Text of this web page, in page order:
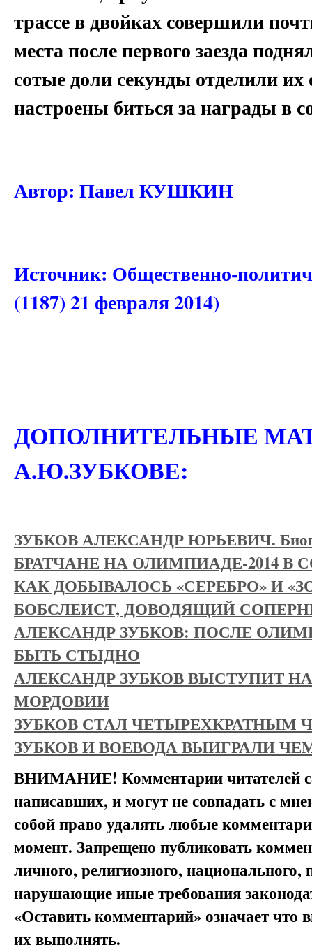
трассе в двойках совершили
места после первого заезда
сотые доли секунды отделили
настроены биться за награды в
Автор: Павел КУШКИН
Источник: Общественно-
(1187) 21 февраля 2014)
ДОПОЛНИТЕЛЬНЫЕ
А.Ю.ЗУБКОВЕ:
ЗУБКОВ АЛЕКСАНДР ЮРЬЕВИЧ.
БРАТЧАНЕ НА ОЛИМПИАДЕ-2014
КАК ДОБЫВАЛОСЬ «СЕРЕБРО» И
БОБСЛЕИСТ, ДОВОДЯЩИЙ
АЛЕКСАНДР ЗУБКОВ: ПОСЛЕ
БЫТЬ СТЫДНО
АЛЕКСАНДР ЗУБКОВ ВЫСТУПИТ
МОРДОВИИ
ЗУБКОВ СТАЛ
ЗУБКОВ И ВОЕВОДА ВЫИГРАЛИ
ВНИМАНИЕ! Комментарии читателей
написавших, и могут не совпадать с
собой право удалять любые
момент. Запрещено публиковать
личного, религиозного, национального,
нарушающие иные требования
«Оставить комментарий» означает что
их выполнять.